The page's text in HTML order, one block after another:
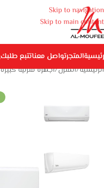
Skip to navigation
Skip to main content
المتجرتواصل معناتتبع طلبك
الرئيسية المنزل أجهزة منزلية كبيرة